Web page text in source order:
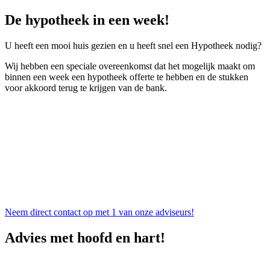
De hypotheek in een week!
U heeft een mooi huis gezien en u heeft snel een Hypotheek nodig?
Wij hebben een speciale overeenkomst dat het mogelijk maakt om
binnen een week een hypotheek offerte te hebben en de stukken
voor akkoord terug te krijgen van de bank.
Neem direct contact op met 1 van onze adviseurs!
Advies met hoofd en hart!